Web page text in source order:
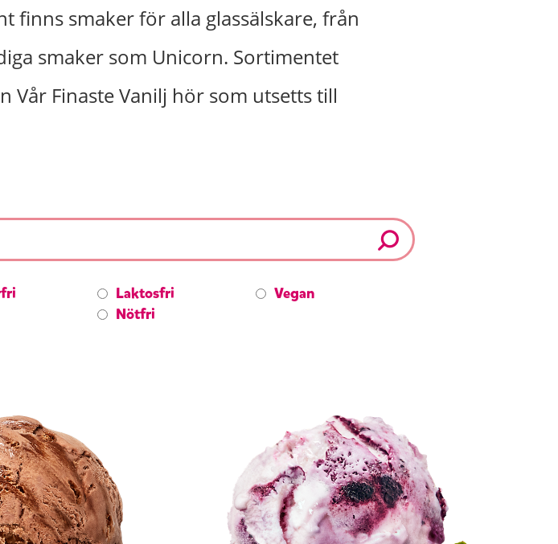
finns smaker för alla glassälskare, från
smaker som Unicorn. Sortimentet
Vår Finaste Vanilj hör som utsetts till
Laktosfri
Vegan
Nötfri